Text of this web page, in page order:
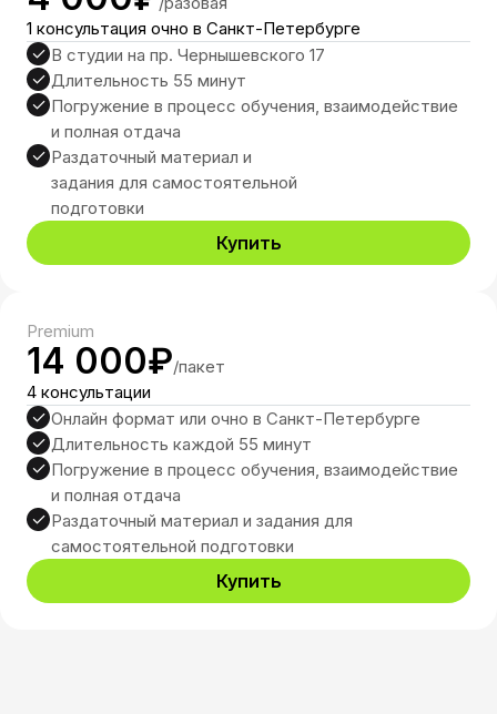
1 консультация очно в Санкт-Петербурге
В студии на пр. Чернышевского 17
Длительность 55 минут
Погружение в процесс обучения, взаимодействие
и полная отдача
Раздаточный материал и
задания для самостоятельной
подготовки
Купить
Premium
14 000₽/пакет
4 консультации
Онлайн формат или очно в Санкт-Петербурге
Длительность каждой 55 минут
Погружение в процесс обучения, взаимодействие
и полная отдача
Раздаточный материал и задания для
самостоятельной подготовки
Купить
ИП Кот Олег Юрьевич
Написать
г.Санкт-Петербург, ул.
Чайковского, 33−37Б
15:00-22:00, Сб: 9:00-18:00
+7(921)581-67-56
info@sho-ok.ru
*Компания Meta, владеющая социальными
экстремистской организацией, ее
деятельность на территории России
запрещена